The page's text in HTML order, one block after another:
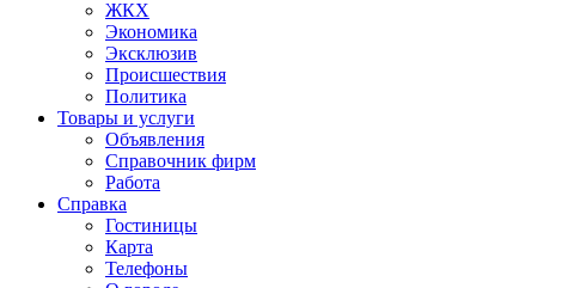
ЖКХ
Экономика
Эксклюзив
Проиcшествия
Политика
Товары и услуги
Объявления
Справочник фирм
Работа
Справка
Гостиницы
Карта
Телефоны